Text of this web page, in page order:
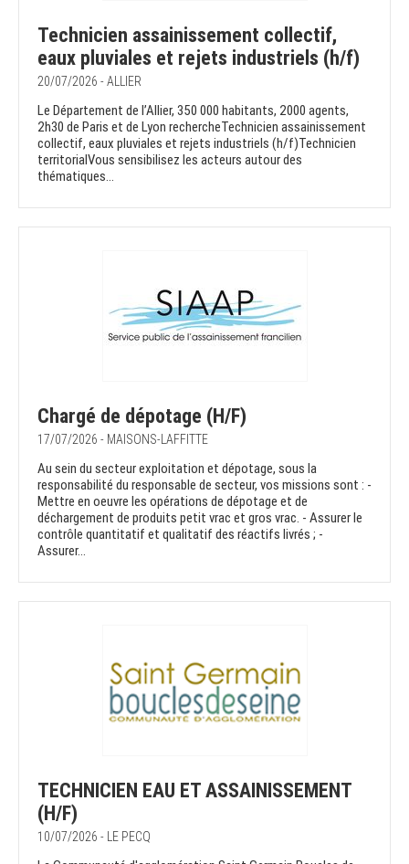
Technicien assainissement collectif,
eaux pluviales et rejets industriels (h/f)
20/07/2026 - ALLIER
Le Département de l’Allier, 350 000 habitants, 2000 agents,
2h30 de Paris et de Lyon rechercheTechnicien assainissement
collectif, eaux pluviales et rejets industriels (h/f)Technicien
territorialVous sensibilisez les acteurs autour des
thématiques...
Chargé de dépotage (H/F)
17/07/2026 - MAISONS-LAFFITTE
Au sein du secteur exploitation et dépotage, sous la
responsabilité du responsable de secteur, vos missions sont : -
Mettre en oeuvre les opérations de dépotage et de
déchargement de produits petit vrac et gros vrac. - Assurer le
contrôle quantitatif et qualitatif des réactifs livrés ; -
Assurer...
TECHNICIEN EAU ET ASSAINISSEMENT
(H/F)
10/07/2026 - LE PECQ